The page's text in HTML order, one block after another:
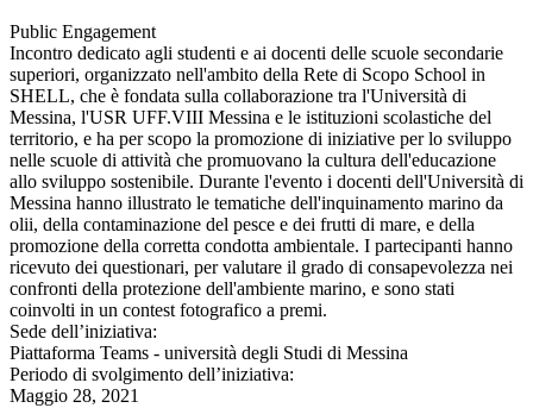
Public Engagement
Incontro dedicato agli studenti e ai docenti delle scuole secondarie
superiori, organizzato nell'ambito della Rete di Scopo School in
SHELL, che è fondata sulla collaborazione tra l'Università di
Messina, l'USR UFF.VIII Messina e le istituzioni scolastiche del
territorio, e ha per scopo la promozione di iniziative per lo sviluppo
nelle scuole di attività che promuovano la cultura dell'educazione
allo sviluppo sostenibile. Durante l'evento i docenti dell'Università di
Messina hanno illustrato le tematiche dell'inquinamento marino da
olii, della contaminazione del pesce e dei frutti di mare, e della
promozione della corretta condotta ambientale. I partecipanti hanno
ricevuto dei questionari, per valutare il grado di consapevolezza nei
confronti della protezione dell'ambiente marino, e sono stati
coinvolti in un contest fotografico a premi.
Sede dell’iniziativa:
Piattaforma Teams - università degli Studi di Messina
Periodo di svolgimento dell’iniziativa:
Maggio 28, 2021